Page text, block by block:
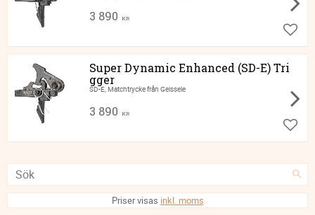
3 890 KR
Lägg
Super Dynamic Enhanced (SD-E) Tri
gger
SD-E, Matchtrycke från Geissele
3 890 KR
Lägg
Priser visas inkl. moms